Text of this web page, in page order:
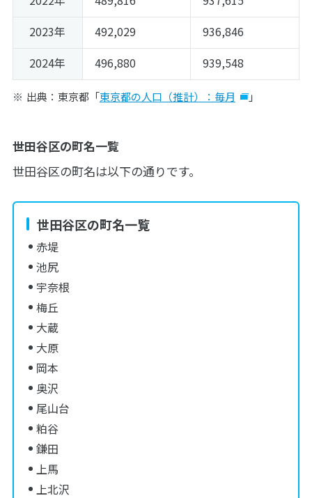
2023年
492,029
936,846
2024年
496,880 939,548
出典：東京都「東京都の人口（推計）：毎月 」
世田谷区の町名一覧
世田谷区の町名は以下の通りです。
世田谷区の町名一覧
赤堤
池尻
宇奈根
梅丘
大蔵
大原
岡本
奥沢
尾山台
粕谷
鎌田
上馬
上北沢